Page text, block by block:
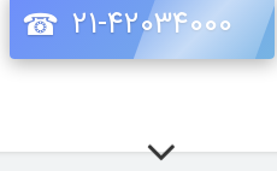
21-42034000